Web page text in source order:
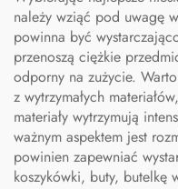
należy wziąć pod uwagę
powinna być
przenoszą ciężkie
odporny na zużycie.
z wytrzymałych
materiały wytrzymują
ważnym aspektem jest
powinien zapewniać
koszykówki, buty, butelkę